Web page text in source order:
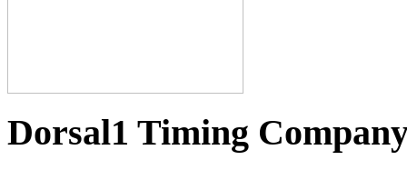
Dorsal1 Timing